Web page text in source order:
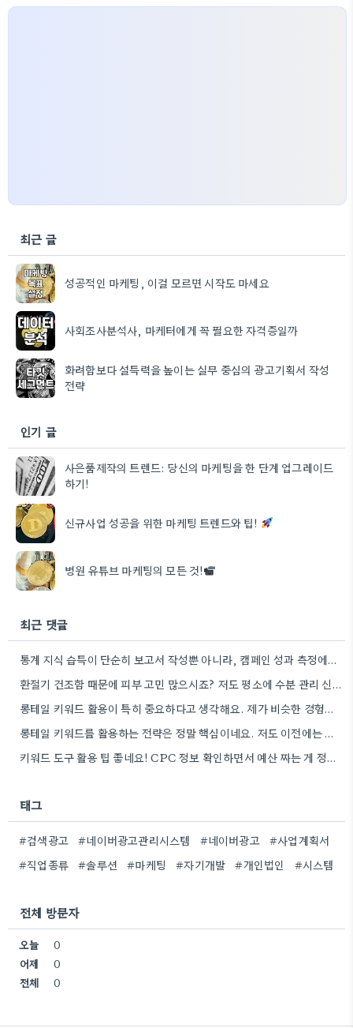
최근 글
성공적인 마케팅, 이걸 모르면 시작도 마세요
사회조사분석사, 마케터에게 꼭 필요한 자격증일까
화려함보다 설득력을 높이는 실무 중심의 광고기획서 작성
전략
인기 글
사은품제작의 트렌드: 당신의 마케팅을 한 단계 업그레이드
하기!
신규사업 성공을 위한 마케팅 트렌드와 팁!
병원 유튜브 마케팅의 모든 것!
최근 댓글
통계 지식 습득이 단순히 보고서 작성뿐 아니라, 캠페인 성과 측정에도 도움이 된다니 흥미롭네요.
환절기 건조함 때문에 피부 고민 많으시죠? 저도 평소에 수분 관리 신경 쓰느라 시간 오래 뺏깁니다.
롱테일 키워드 활용이 특히 중요하다고 생각해요. 제가 비슷한 경험을 할 때, 너무 일반적인 키워드에 집중했더니…
롱테일 키워드를 활용하는 전략은 정말 핵심이네요. 저도 이전에는 너무 넓은 범위의 키워드에 집중해서 예산을 낭비했던…
키워드 도구 활용 팁 좋네요! CPC 정보 확인하면서 예산 짜는 게 정말 중요할 것 같아요.
태그
#검색광고 #네이버광고관리시스템 #네이버광고
#사업계획서
#직업종류
#솔루션 #마케팅 #자기개발 #개인법인 #시스템
전체 방문자
오늘
0
어제
0
전체
0